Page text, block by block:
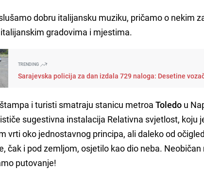
dobru italijansku muziku, pričamo o nekim
gradovima i mjestima.
TRENDING
Sarajevska policija za dan izdala 729 naloga: Desetine
i turisti smatraju stanicu metroaToledo u
sugestivna instalacija Relativna svjetlost, koju
vrti oko jednostavnog principa, ali daleko od
čak i pod zemljom, osjetilo kao dio neba.
putovanje!